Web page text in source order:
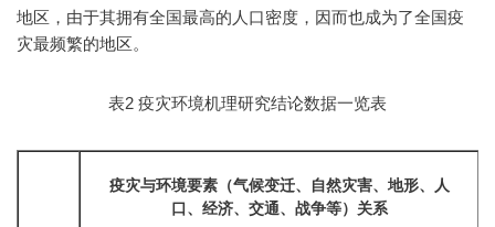
地区，由于其拥有全国最高的人口密度，因而也成为了全国疫
灾最频繁的地区。
表2 疫灾环境机理研究结论数据一览表
疫灾与环境要素（气候变迁、自然灾害、地形、人
口、经济、交通、战争等）关系